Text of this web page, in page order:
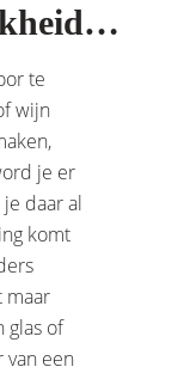
te
wijn
je er
daar al
komt
maar
glas of
van een